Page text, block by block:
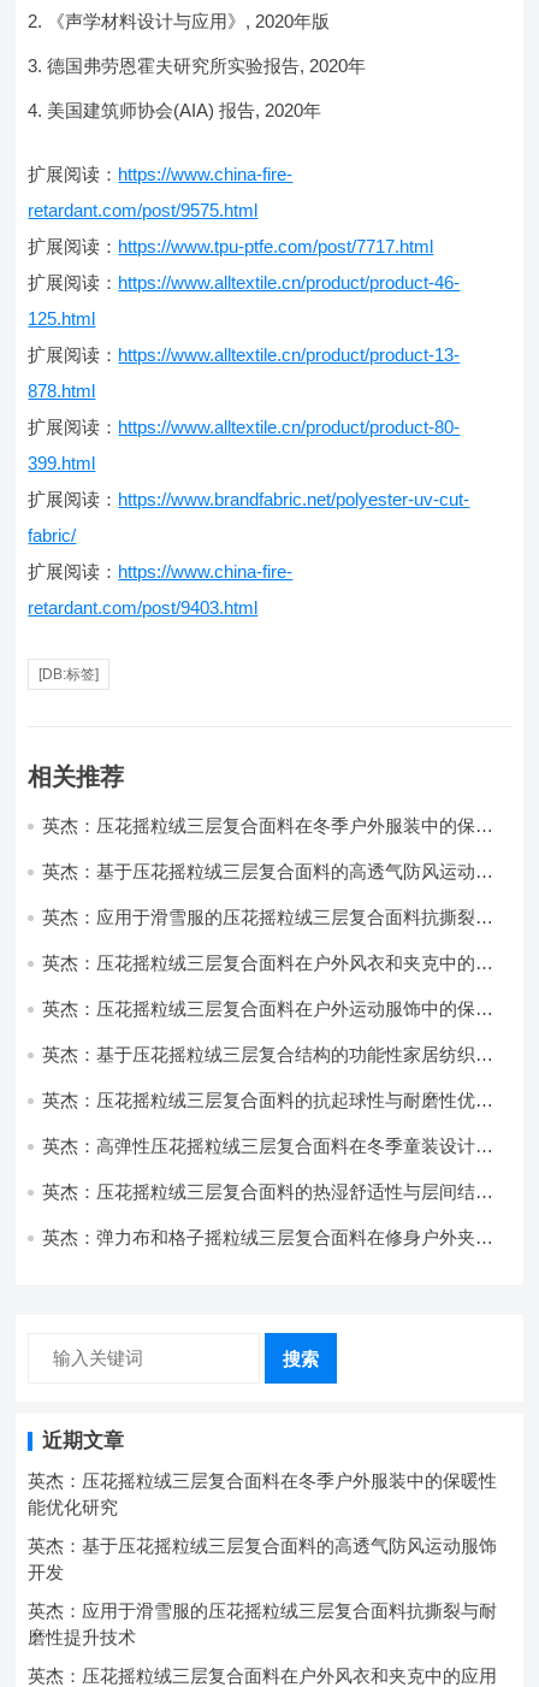
《声学材料设计与应用》, 2020年版
德国弗劳恩霍夫研究所实验报告, 2020年
美国建筑师协会(AIA) 报告, 2020年
扩展阅读： https://www.china-fire-
retardant.com/post/9575.html
扩展阅读： https://www.tpu-ptfe.com/post/7717.html
扩展阅读： https://www.alltextile.cn/product/product-46-
125.html
扩展阅读： https://www.alltextile.cn/product/product-13-
878.html
扩展阅读： https://www.alltextile.cn/product/product-80-
399.html
扩展阅读： https://www.brandfabric.net/polyester-uv-cut-
fabric/
扩展阅读： https://www.china-fire-
retardant.com/post/9403.html
[DB:标签]
相关推荐
英杰：压花摇粒绒三层复合面料在冬季户外服装中的保暖
英杰：基于压花摇粒绒三层复合面料的高透气防风运动服
英杰：应用于滑雪服的压花摇粒绒三层复合面料抗撕裂与
英杰：压花摇粒绒三层复合面料在户外风衣和夹克中的应
英杰：压花摇粒绒三层复合面料在户外运动服饰中的保暖
英杰：基于压花摇粒绒三层复合结构的功能性家居纺织品
英杰：压花摇粒绒三层复合面料的抗起球性与耐磨性优化
英杰：高弹性压花摇粒绒三层复合面料在冬季童装设计中
英杰：压花摇粒绒三层复合面料的热湿舒适性与层间结合
英杰：弹力布和格子摇粒绒三层复合面料在修身户外夹克
搜索
近期文章
英杰：压花摇粒绒三层复合面料在冬季户外服装中的保暖性
能优化研究
英杰：基于压花摇粒绒三层复合面料的高透气防风运动服饰
开发
英杰：应用于滑雪服的压花摇粒绒三层复合面料抗撕裂与耐
磨性提升技术
英杰：压花摇粒绒三层复合面料在户外风衣和夹克中的应用